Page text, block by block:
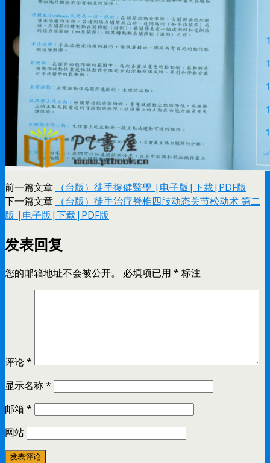
前一篇文章
（台版）徒手復健醫學 |电子版|下载|PDF版
下一篇文章
（台版）徒手治疗脊椎四肢动态关节松动术 第二
版 |电子版|下载|PDF版
发表回复
您的邮箱地址不会被公开。 必填项已用 * 标注
评论*
显示名称*
邮箱 *
网站